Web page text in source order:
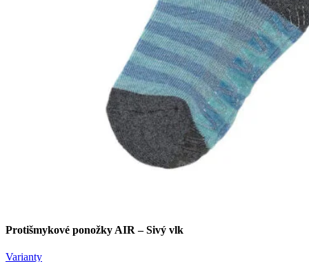
Protišmykové ponožky AIR – Sivý vlk
Varianty